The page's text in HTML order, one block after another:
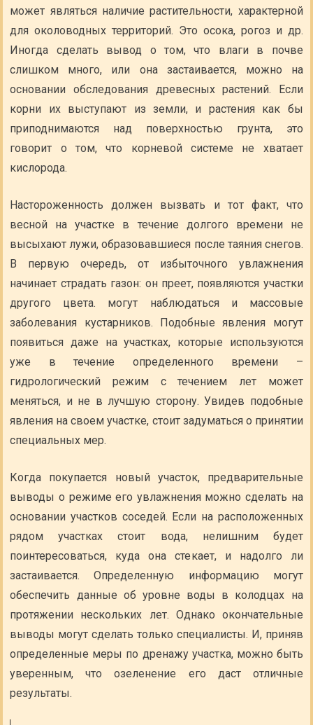
может являться наличие растительности, характерной
для околоводных территорий. Это осока, рогоз и др.
Иногда сделать вывод о том, что влаги в почве
слишком много, или она застаивается, можно на
основании обследования древесных растений. Если
корни их выступают из земли, и растения как бы
приподнимаются над поверхностью грунта, это
говорит о том, что корневой системе не хватает
кислорода.
Настороженность должен вызвать и тот факт, что
весной на участке в течение долгого времени не
высыхают лужи, образовавшиеся после таяния снегов.
В первую очередь, от избыточного увлажнения
начинает страдать газон: он преет, появляются участки
другого цвета. могут наблюдаться и массовые
заболевания кустарников. Подобные явления могут
появиться даже на участках, которые используются
уже в течение определенного времени –
гидрологический режим с течением лет может
меняться, и не в лучшую сторону. Увидев подобные
явления на своем участке, стоит задуматься о принятии
специальных мер.
Когда покупается новый участок, предварительные
выводы о режиме его увлажнения можно сделать на
основании участков соседей. Если на расположенных
рядом участках стоит вода, нелишним будет
поинтересоваться, куда она стекает, и надолго ли
застаивается. Определенную информацию могут
обеспечить данные об уровне воды в колодцах на
протяжении нескольких лет. Однако окончательные
выводы могут сделать только специалисты. И, приняв
определенные меры по дренажу участка, можно быть
уверенным, что озеленение его даст отличные
результаты.